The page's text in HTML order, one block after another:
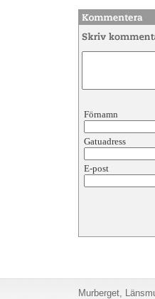
Förnamn
Gatuadress
E-post
Murberget,